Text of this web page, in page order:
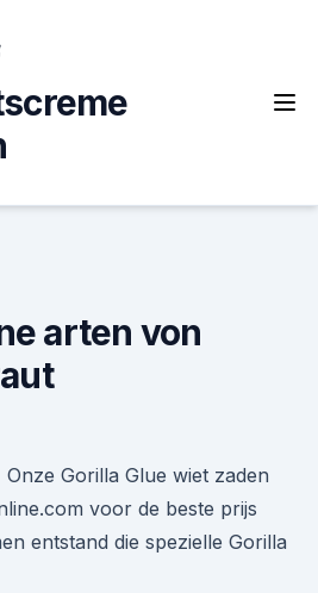
arten von
Gorilla Glue wiet zaden
voor de beste prijs
entstand die spezielle Gorilla